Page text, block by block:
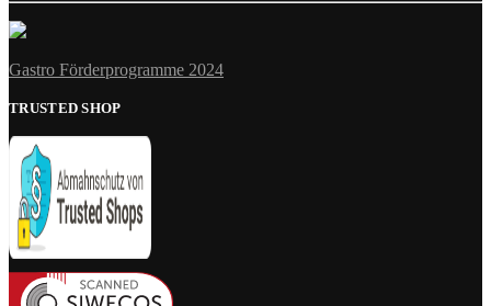
Gastro Förderprogramme 2024
TRUSTED SHOP